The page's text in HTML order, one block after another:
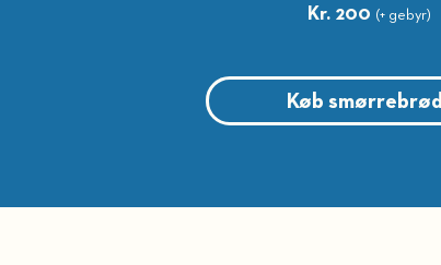
Kr. 200 (+ gebyr)
Køb smørrebrød